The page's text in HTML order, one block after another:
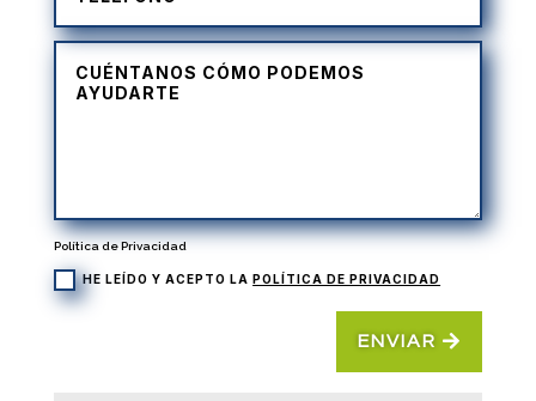
Política de Privacidad
HE LEÍDO Y ACEPTO LAPOLÍTICA DE PRIVACIDAD
ENVIAR